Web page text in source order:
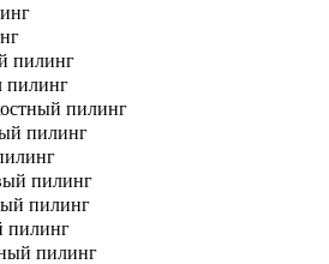
пилинг
пилинг
пилинг
пилинг
пилинг
пилинг
пилинг
пилинг